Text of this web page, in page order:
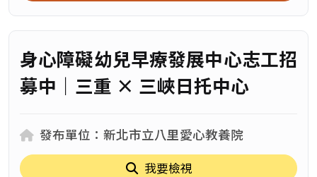
身心障礙幼兒早療發展中心志工招
募中｜三重 × 三峽日托中心
發布單位：新北市立八里愛心教養院
我要檢視